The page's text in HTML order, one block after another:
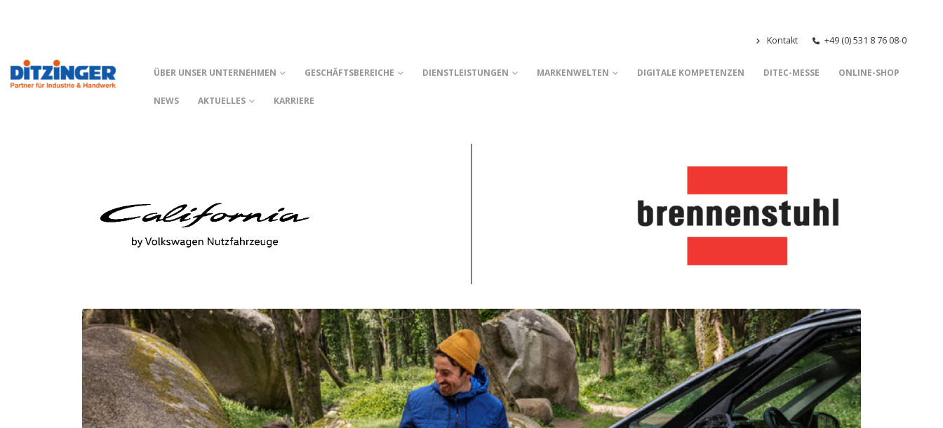
Kontakt +49 (0) 531 8 76 08-0
ÜBER UNSER UNTERNEHMEN GESCHÄFTSBEREICHE DIENSTLEISTUNGEN MARKENWELTEN DIGITALE KOMPETENZEN DITEC-MESSE ONLINE-SHOP
NEWS AKTUELLES KARRIERE